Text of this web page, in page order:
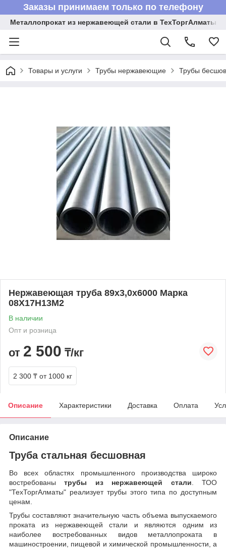
Заказы принимаем только по телефону
Металлопрокат из нержавеющей стали в ТехТоргАлматы
Товары и услуги Трубы нержавеющие Трубы
Нержавеющая труба 89х3,0х6000 Марка
08Х17Н13М2
В наличии
Опт и розница
от 2 500 ₸/кг
2 300 ₸ от 1000 кг
Описание Характеристики Доставка Оплата
Описание
Труба стальная бесшовная
Во всех областях промышленного производства широко
востребованытрубы из нержавеющей стали. ТОО
"ТехТоргАлматы" реализует трубы этого типа по доступным
ценам.
Трубы составляют значительную часть объема выпускаемого
проката из нержавеющей стали и являются одним из
наиболее востребованных видов металлопроката в
машиностроении, пищевой и химической промышленности, а